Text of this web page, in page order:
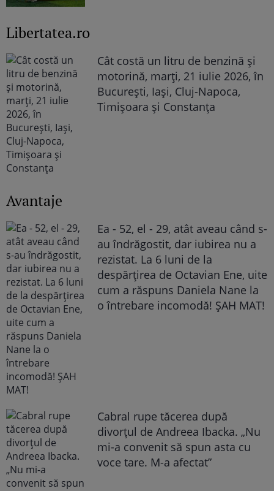
Libertatea.ro
Cât costă un litru de benzină și
motorină, marți, 21 iulie 2026, în
București, Iași, Cluj-Napoca,
Timișoara și Constanța
Avantaje
Ea - 52, el - 29, atât aveau când s-
au îndrăgostit, dar iubirea nu a
rezistat. La 6 luni de la
despărțirea de Octavian Ene, uite
cum a răspuns Daniela Nane la
o întrebare incomodă! ȘAH MAT!
Cabral rupe tăcerea după
divorțul de Andreea Ibacka. „Nu
mi-a convenit să spun asta cu
voce tare. M-a afectat”